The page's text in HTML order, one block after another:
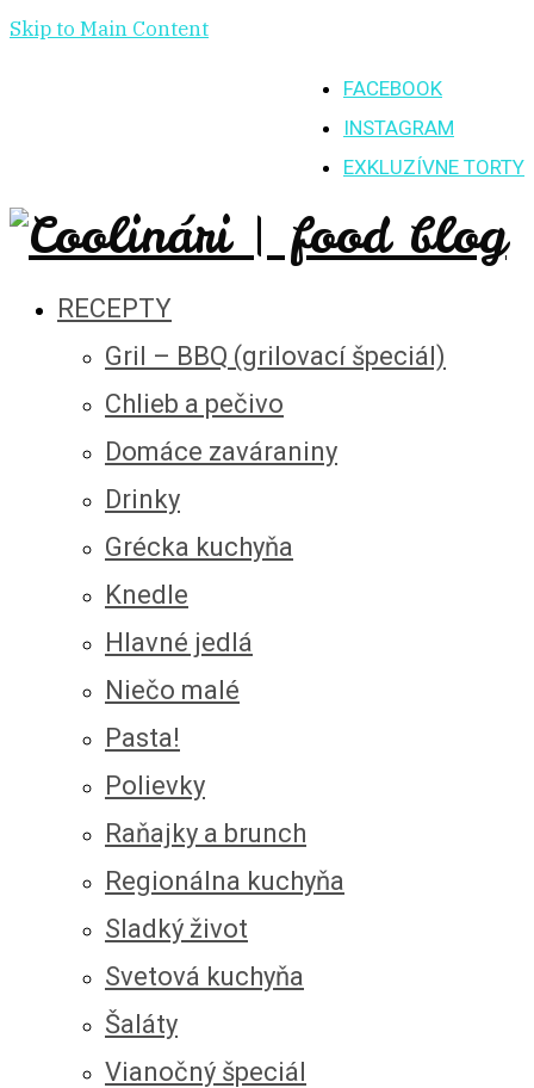
Skip to Main Content
FACEBOOK
INSTAGRAM
EXKLUZÍVNE TORTY
RECEPTY
Gril – BBQ (grilovací špeciál)
Chlieb a pečivo
Domáce zaváraniny
Drinky
Grécka kuchyňa
Knedle
Hlavné jedlá
Niečo malé
Pasta!
Polievky
Raňajky a brunch
Regionálna kuchyňa
Sladký život
Svetová kuchyňa
Šaláty
Vianočný špeciál